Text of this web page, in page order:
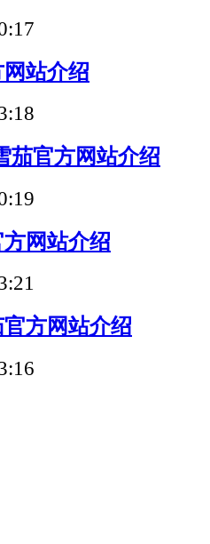
站介绍
茄官方网站介绍
网站介绍
方网站介绍